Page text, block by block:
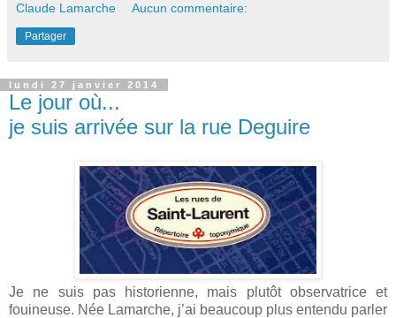
Claude Lamarche Aucun commentaire:
Partager
lundi 27 janvier 2014
Le jour où...
je suis arrivée sur la rue Deguire
Je ne suis pas historienne, mais plutôt observatrice et
fouineuse. Née Lamarche, j’ai beaucoup plus entendu parler